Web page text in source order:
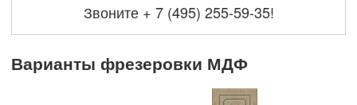
Звоните + 7 (495) 255-59-35!
Варианты фрезеровки МДФ